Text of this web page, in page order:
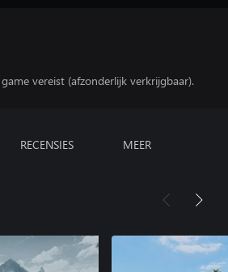
vereist (afzonderlijk verkrijgbaar).
RECENSIES MEER